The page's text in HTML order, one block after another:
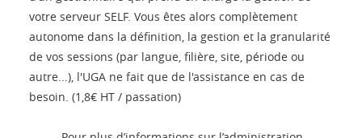
votre serveur SELF. Vous êtes alors complètement
autonome dans la définition, la gestion et la granularité
de vos sessions (par langue, filière, site, période ou
autre...), l'UGA ne fait que de l'assistance en cas de
besoin. (1,8€ HT / passation)